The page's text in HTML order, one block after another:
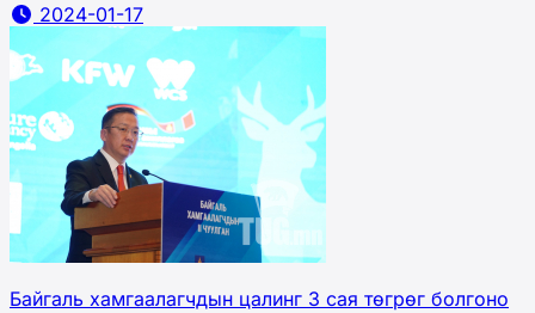
2024-01-17
Байгаль хамгаалагчдын цалинг 3 сая төгрөг болгоно